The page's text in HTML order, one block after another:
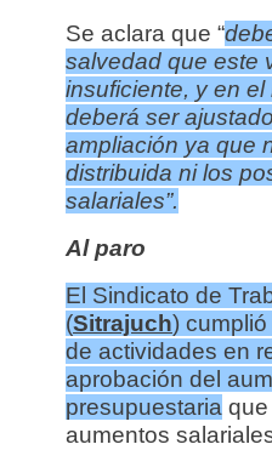
Se aclara que “
salvedad que este
insuficiente, y en
deberá ser
ampliación ya que
distribuida ni los
salariales”.
Al paro
El Sindicato de
(Sitrajuch)
de actividades en
aprobación del
presupuestaria
aumentos